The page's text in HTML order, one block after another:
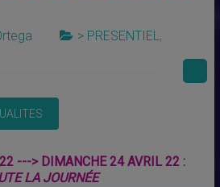
> PRESENTIEL,
---> DIMANCHE 24 AVRIL 22 :
LA JOURNÉE